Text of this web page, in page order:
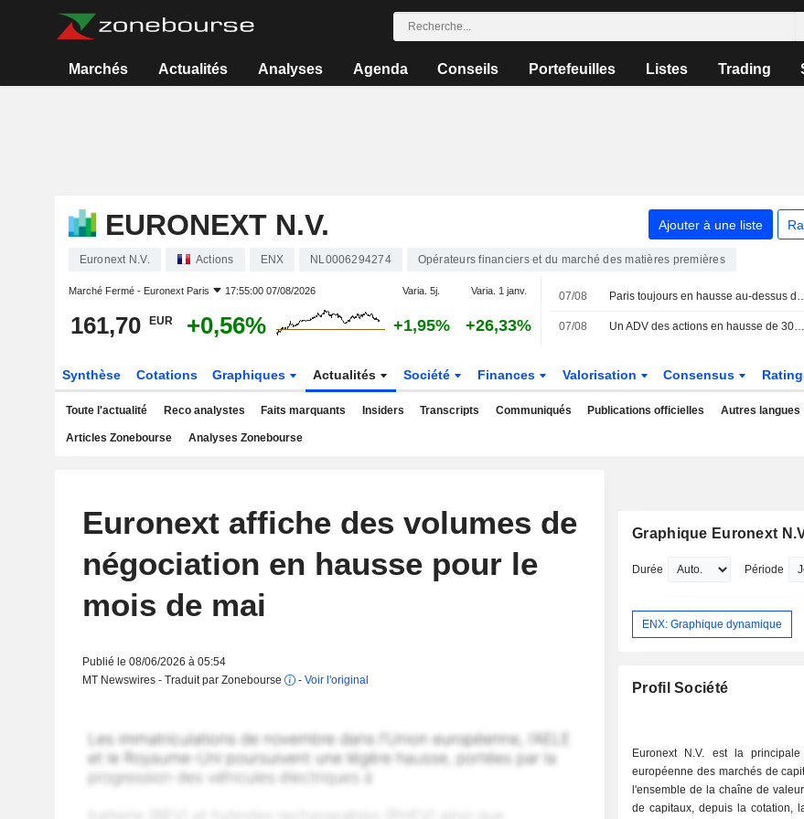
Marchés Actualités Analyses Agenda Conseils Portefeuilles Listes Trading
EURONEXT N.V. Ajouter à une liste
Euronext N.V. Actions ENX NL0006294274 Opérateurs financiers et du marché des matières premières
Marché Fermé - Euronext Paris 17:55:00 07/08/2026 Varia. 5j. Varia. 1 janv.
161,70 EUR +0,56% +1,95% +26,33%
07/08 Paris toujours en hausse
07/08 Un ADV des actions en hausse de 30% sur un an en juillet chez Euronext
Synthèse Cotations Graphiques Actualités Société Finances Valorisation Consensus
Toute l'actualité Reco analystes Faits marquants Insiders Transcripts Communiqués Publications officielles Autres langues
Articles Zonebourse Analyses Zonebourse
Euronext affiche des volumes de
négociation en hausse pour le
mois de mai
Publié le 08/06/2026 à 05:54
MT Newswires - Traduit par Zonebourse
- Voir l'original
Graphique Euronext
Durée Période
ENX: Graphique dynamique
Profil Société
Euronext N.V. est la principale
européenne des marchés de
l'ensemble de la chaîne de
de capitaux, depuis la cotation,